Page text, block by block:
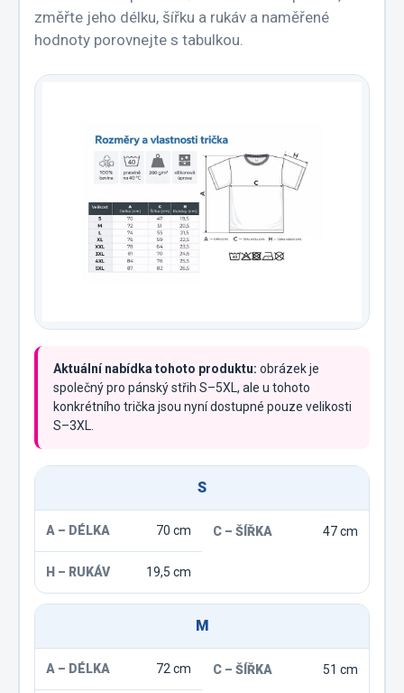
změřte jeho délku, šířku a rukáv a naměřené
hodnoty porovnejte s tabulkou.
Aktuální nabídka tohoto produktu: obrázek je
společný pro pánský střih S–5XL, ale u tohoto
konkrétního trička jsou nyní dostupné pouze velikosti
S–3XL.
S
70 cm 47 cm
19,5 cm
M
72 cm 51 cm